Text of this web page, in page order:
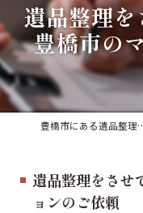
遺品整理
豊橋市の
豊橋市にある遺品整
遺品整理をさせ
ョンのご依頼